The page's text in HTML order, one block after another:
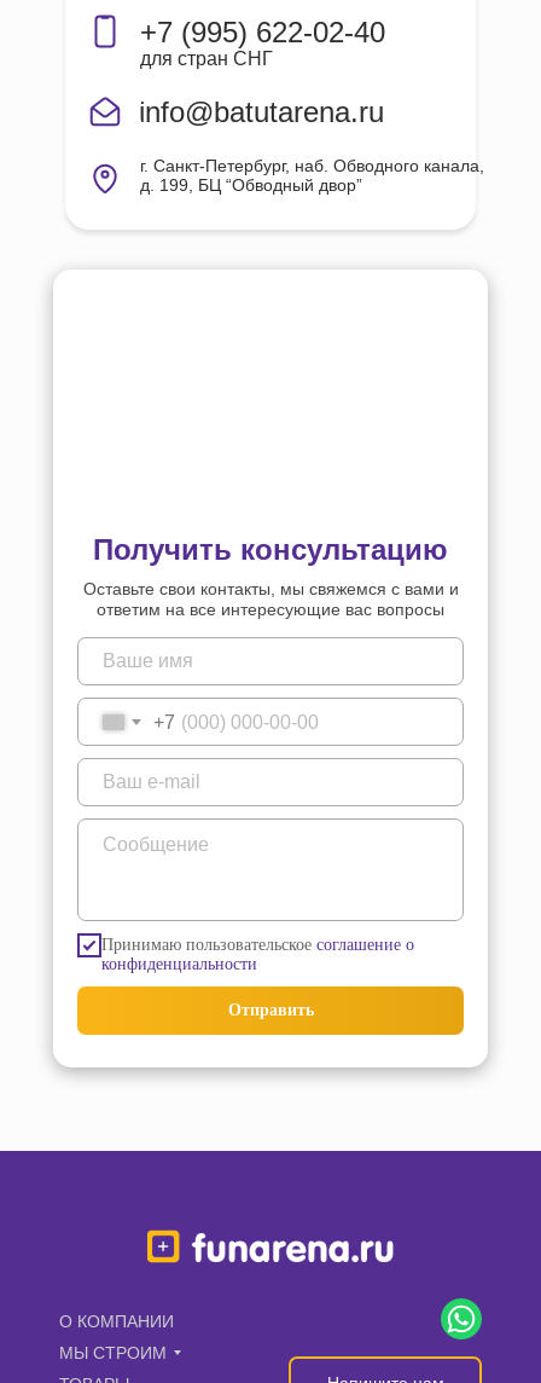
г. Санкт-Петербург, наб. Обводного канала,
д. 199, БЦ “Обводный двор”
+7 (995) 622-02-40
для стран СНГ
info@batutarena.ru
Получить консультацию
Оставьте свои контакты, мы свяжемся с вами и
ответим на все интересующие вас вопросы
+7
Принимаю пользовательское соглашение о
конфиденциальности
Отправить
О КОМПАНИИ
МЫ СТРОИМ